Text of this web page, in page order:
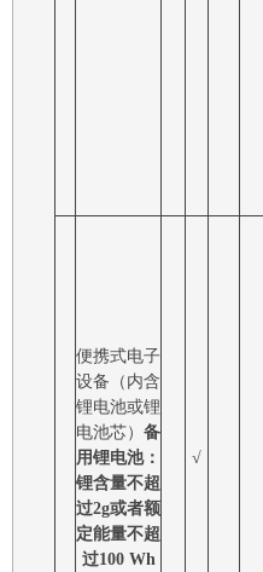
便携式电子
设备（内含
锂电池或锂
电池芯） 备
用锂电池：
锂含量不超
过2g或者额
定能量不超
过100 Wh
√